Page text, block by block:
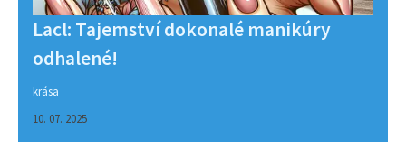
Lacl: Tajemství dokonalé manikúry
odhalené!
krása
10. 07. 2025